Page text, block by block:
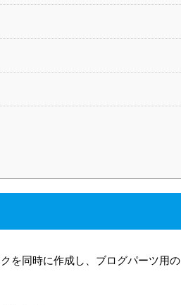
を同時に作成し、ブログパーツ用の